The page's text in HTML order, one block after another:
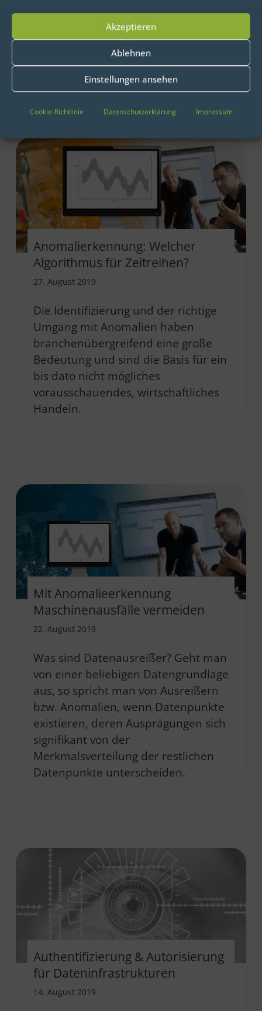
Akzeptieren
Ablehnen
Einstellungen ansehen
Cookie-Richtlinie Datenschutzerklärung Impressum
immer raffinierter werden, ist es
entscheidend, den Überblick über
die Sicherheit Ihrer IT-Infrastruktur
und selbst entwickelten […]
Anomalierkennung: Welcher
Algorithmus für Zeitreihen?
27. August 2019
Die Identifizierung und der richtige
Umgang mit Anomalien haben
branchenübergreifend eine große
Bedeutung und sind die Basis für ein
bis dato nicht mögliches
vorausschauendes, wirtschaftliches
Handeln.
Mit Anomalieerkennung
Maschinenausfälle vermeiden
22. August 2019
Was sind Datenausreißer? Geht man
von einer beliebigen Datengrundlage
aus, so spricht man von Ausreißern
bzw. Anomalien, wenn Datenpunkte
existieren, deren Ausprägungen sich
signifikant von der
Merkmalsverteilung der restlichen
Datenpunkte unterscheiden.
Authentifizierung & Autorisierung
für Dateninfrastrukturen
14. August 2019